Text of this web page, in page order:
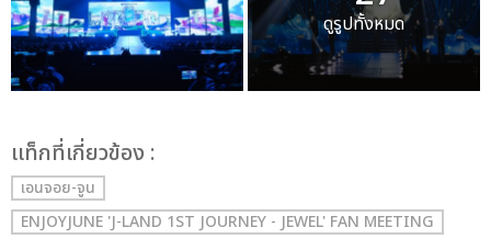
ดูรูปทั้งหมด
เเท็กที่เกี่ยวข้อง :
เอนจอย-จูน
ENJOYJUNE 'J-LAND 1ST JOURNEY - JEWEL' FAN MEETING